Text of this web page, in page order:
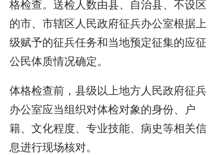
格检查。送检人数由县、自治县、不设区
的市、市辖区人民政府征兵办公室根据上
级赋予的征兵任务和当地预定征集的应征
公民体质情况确定。
体格检查前，县级以上地方人民政府征兵
办公室应当组织对体检对象的身份、户
籍、文化程度、专业技能、病史等相关信
息进行现场核对。